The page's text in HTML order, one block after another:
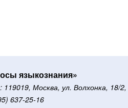
языкознания»
119019, Москва, ул. Волхонка,
637-25-16